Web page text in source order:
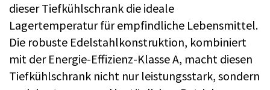
dieser Tiefkühlschrank die ideale
Lagertemperatur für empfindliche Lebensmittel.
Die robuste Edelstahlkonstruktion, kombiniert
mit der Energie-Effizienz-Klasse A, macht diesen
Tiefkühlschrank nicht nur leistungsstark, sondern